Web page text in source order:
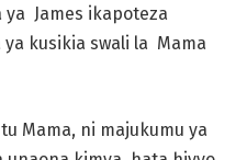
ya James ikapoteza
kusikia swali la Mama
Mama, ni majukumu ya